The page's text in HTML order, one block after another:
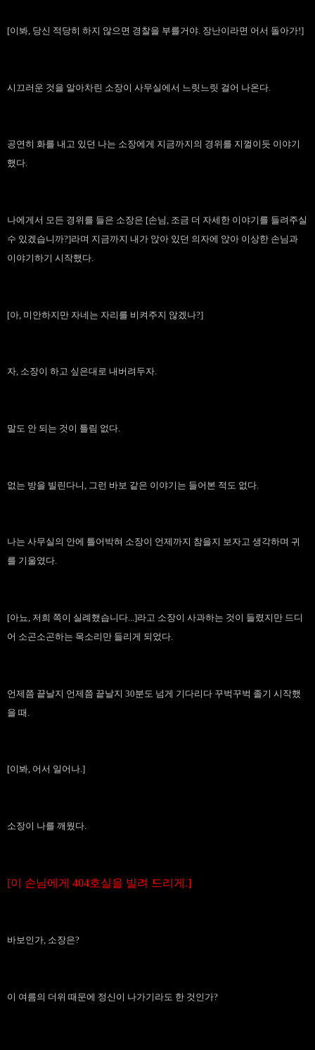
[이봐, 당신 적당히 하지 않으면 경찰을 부를거야. 장난이라면 어서 돌아가!]
시끄러운 것을 알아차린 소장이 사무실에서 느릿느릿 걸어 나온다.
공연히 화를 내고 있던 나는 소장에게 지금까지의 경위를 지껄이듯 이야기
했다.
나에게서 모든 경위를 들은 소장은 [손님, 조금 더 자세한 이야기를 들려주실
수 있겠습니까?]라며 지금까지 내가 앉아 있던 의자에 앉아 이상한 손님과
이야기하기 시작했다.
[아, 미안하지만 자네는 자리를 비켜주지 않겠나?]
자, 소장이 하고 싶은대로 내버려두자.
말도 안 되는 것이 틀림 없다.
없는 방을 빌린다니, 그런 바보 같은 이야기는 들어본 적도 없다.
나는 사무실의 안에 틀어박혀 소장이 언제까지 참을지 보자고 생각하며 귀
를 기울였다.
[아뇨, 저희 쪽이 실례했습니다...]라고 소장이 사과하는 것이 들렸지만 드디
어 소곤소곤하는 목소리만 들리게 되었다.
언제쯤 끝날지 언제쯤 끝날지 30분도 넘게 기다리다 꾸벅꾸벅 졸기 시작했
을 때.
[이봐, 어서 일어나.]
소장이 나를 깨웠다.
[이 손님에게 404호실을 빌려 드리게.]
바보인가, 소장은?
이 여름의 더위 때문에 정신이 나가기라도 한 것인가?